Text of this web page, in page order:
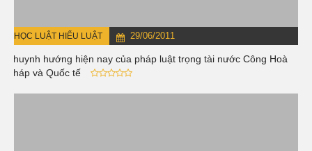
HỌC LUẬT HIỂU LUẬT 29/06/2011
Khuynh hướng hiện nay của pháp luật trọng tài nước Công Hoà
Pháp và Quốc tế